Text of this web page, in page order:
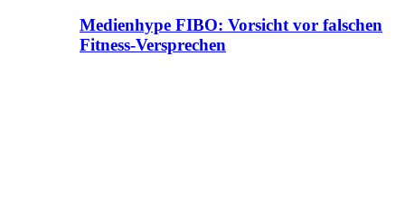
Medienhype FIBO: Vorsicht vor falschen
Fitness-Versprechen